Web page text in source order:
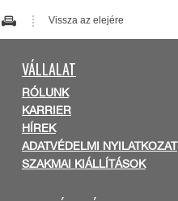
Vissza az elejére
VÁLLALAT
RÓLUNK
KARRIER
HÍREK
ADATVÉDELMI NYILATKOZAT
SZAKMAI KIÁLLÍTÁSOK